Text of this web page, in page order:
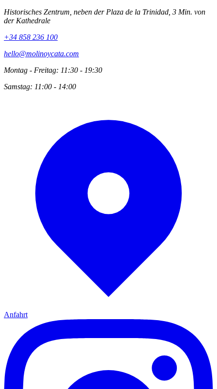
Historisches Zentrum, neben der Plaza de la Trinidad, 3 Min. von
der Kathedrale
+34 858 236 100
hello@molinoycata.com
Montag - Freitag: 11:30 - 19:30
Samstag: 11:00 - 14:00
Anfahrt